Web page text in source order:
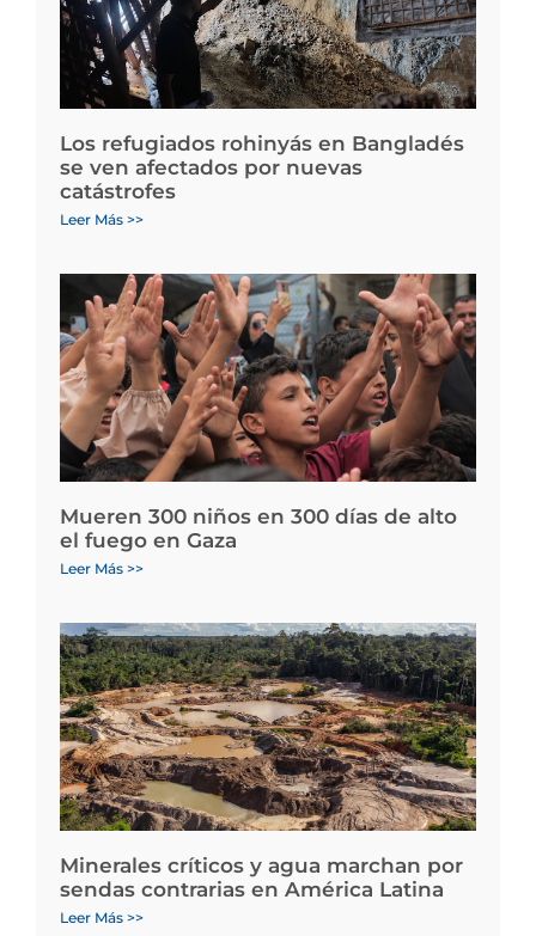
Los refugiados rohinyás en Bangladés
se ven afectados por nuevas
catástrofes
Leer Más >>
Mueren 300 niños en 300 días de alto
el fuego en Gaza
Leer Más >>
Minerales críticos y agua marchan por
sendas contrarias en América Latina
Leer Más >>